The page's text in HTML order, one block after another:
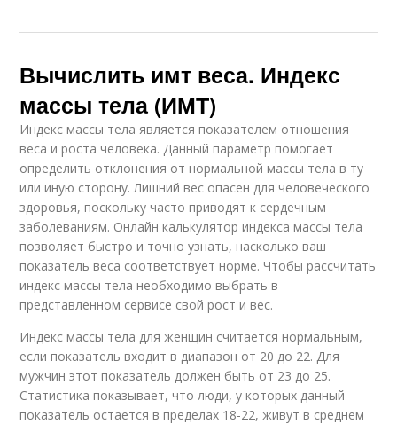
Вычислить имт веса. Индекс
массы тела (ИМТ)
Индекс массы тела является показателем отношения
веса и роста человека. Данный параметр помогает
определить отклонения от нормальной массы тела в ту
или иную сторону. Лишний вес опасен для человеческого
здоровья, поскольку часто приводят к сердечным
заболеваниям. Онлайн калькулятор индекса массы тела
позволяет быстро и точно узнать, насколько ваш
показатель веса соответствует норме. Чтобы рассчитать
индекс массы тела необходимо выбрать в
представленном сервисе свой рост и вес.
Индекс массы тела для женщин считается нормальным,
если показатель входит в диапазон от 20 до 22. Для
мужчин этот показатель должен быть от 23 до 25.
Статистика показывает, что люди, у которых данный
показатель остается в пределах 18-22, живут в среднем